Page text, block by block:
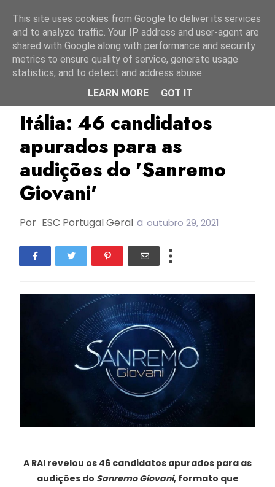
Itália RAI
Itália: 46 candidatos
apurados para as
audições do 'Sanremo
Giovani'
Por ESC Portugal Geral a outubro 29, 2021
A RAI revelou os 46 candidatos apurados para as
audições do Sanremo Giovani, formato que
This site uses cookies from Google to deliver its services
and to analyze traffic. Your IP address and user-agent are
shared with Google along with performance and security
metrics to ensure quality of service, generate usage
statistics, and to detect and address abuse.
LEARN MORE
GOT IT